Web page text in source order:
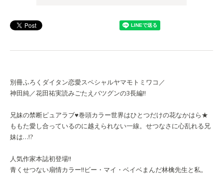
別冊ふろく ダイタン恋愛スペシャルヤマモトミワコ／
神田純／花田祐実読みごたえバツグンの3長編!!
兄妹の禁断ピュアラブ♥巻頭カラー世界はひとつだけの花なかはら★
ももた愛し合っているのに越えられない一線。せつなさに心乱れる兄
妹は…!?
人気作家本誌初登場!!
青くせつない扇情カラー!!ビー・マイ・ベイベまんだ林檎先生と私。